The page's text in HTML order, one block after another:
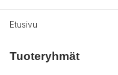
Etusivu
Tuoteryhmät